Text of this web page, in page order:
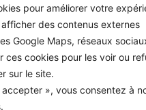
pour améliorer votre
des contenus externes
Google Maps, réseaux
ces cookies pour les voir ou
sur le site.
accepter », vous consentez à